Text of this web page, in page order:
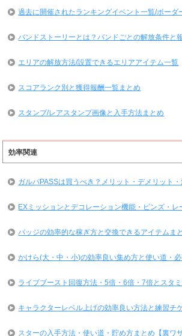
過去に開催されたランキングイベント一覧/ボーダ
バンドストーリーとは？バンドごとの解放条件と
エリアの解放方法/設置できるエリアアイテム一覧
スコアランク別と獲得報酬一覧まとめ
スタンプ/レアスタンプ画像と入手方法まとめ
効率関連
ガルパPASSは買うべき？メリット・デメリット
EXミッションとデコレーション機能・ピンズ・レ
バッジの効率的な稼ぎ方と交換できるアイテムま
かけら(大・中・小)の効率良い集め方と使い道・
ライブブースト回復方法・5倍・6倍・7倍とスタ
キャラクターレベル上げの効率良い方法と練習チ
スターの入手方法・使い道・貯め方まとめ【裏ワ